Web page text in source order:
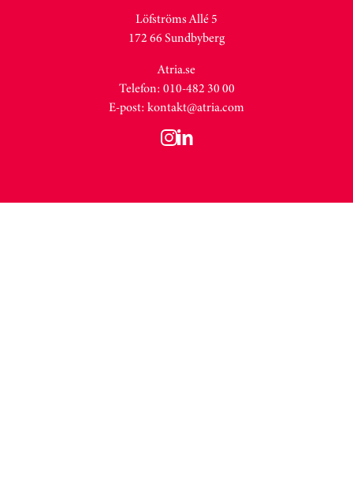
Löfströms Allé 5
172 66 Sundbyberg
Atria.se
Telefon: 010-482 30 00
E-post: kontakt@atria.com